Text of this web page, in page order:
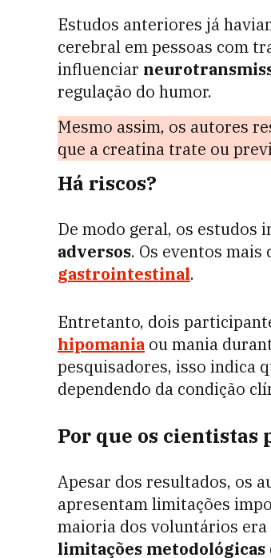
Estudos anteriores já
cerebral em pessoas com
influenciar
regulação do humor.
Mesmo assim, os autores
que a creatina trate ou
Há riscos?
De modo geral, os estudos
adversos. Os eventos
gastrointestinal.
Entretanto, dois
hipomania ou mania
pesquisadores, isso indica
dependendo da condição
Por que os cientistas
Apesar dos resultados, os
apresentam limitações
maioria dos voluntários era
limitações metodológicas